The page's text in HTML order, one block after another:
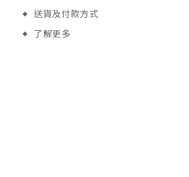
送貨及付款方式
了解更多